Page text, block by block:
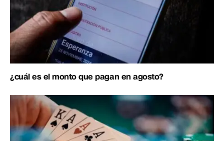
¿cuál es el monto que pagan en agosto?